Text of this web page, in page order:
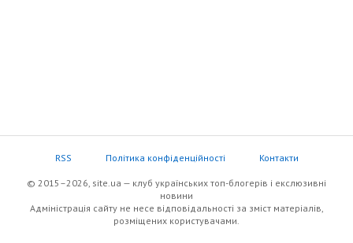
RSS Політика конфіденційності Контакти
© 2015–2026, site.ua — клуб українських топ-блогерів i екслюзивнi
новини
Адміністрація сайту не несе відповідальності за зміст матеріалів,
розміщених користувачами.